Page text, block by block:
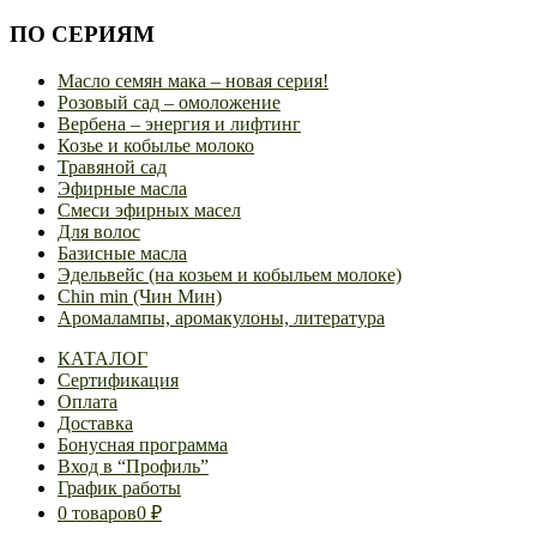
ПО СЕРИЯМ
Масло семян мака – новая серия!
Розовый сад – омоложение
Вербена – энергия и лифтинг
Козье и кобылье молоко
Травяной сад
Эфирные масла
Смеси эфирных масел
Для волос
Базисные масла
Эдельвейс (на козьем и кобыльем молоке)
Chin min (Чин Мин)
Аромалампы, аромакулоны, литература
КАТАЛОГ
Сертификация
Оплата
Доставка
Бонусная программа
Вход в “Профиль”
График работы
0 товаров0 ₽